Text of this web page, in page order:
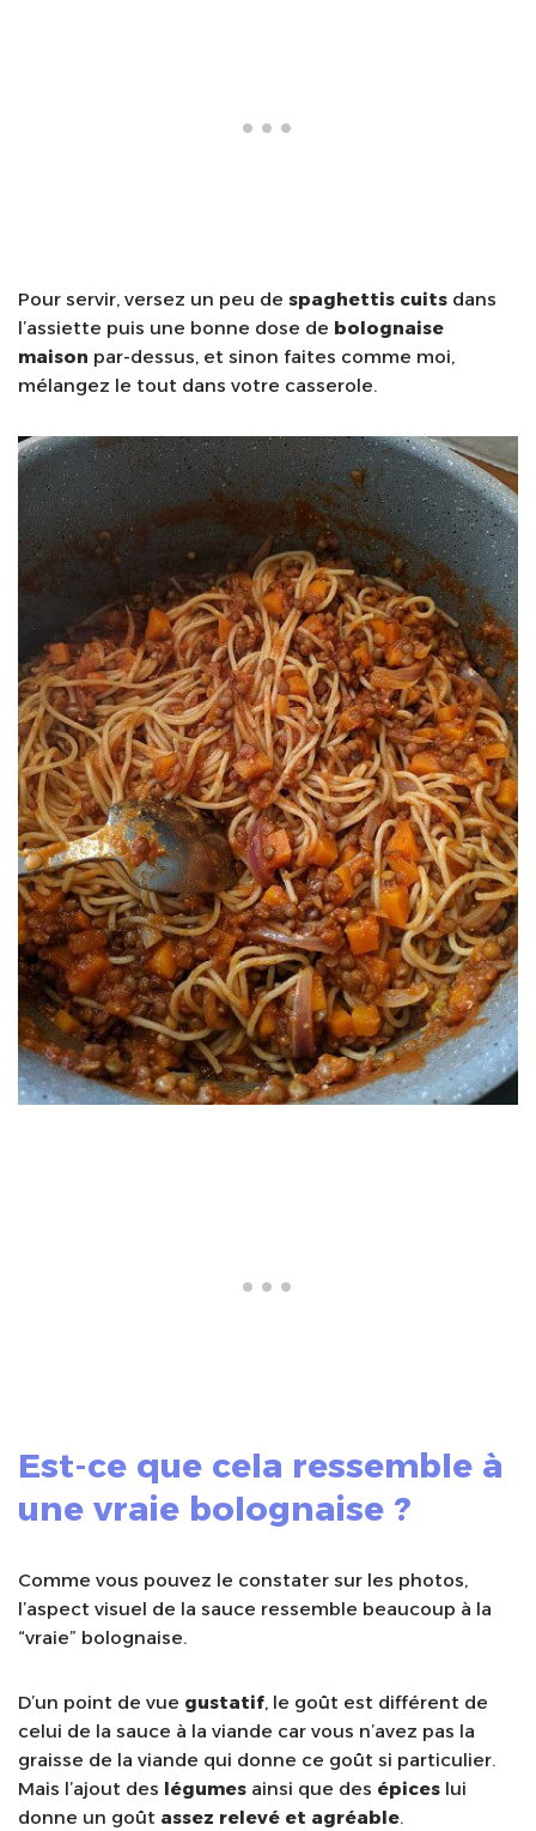
Pour servir, versez un peu de spaghettis cuits dans
l’assiette puis une bonne dose de bolognaise
maison par-dessus, et sinon faites comme moi,
mélangez le tout dans votre casserole.
Est-ce que cela ressemble à
une vraie bolognaise ?
Comme vous pouvez le constater sur les photos,
l’aspect visuel de la sauce ressemble beaucoup à la
“vraie” bolognaise.
D’un point de vue gustatif, le goût est différent de
celui de la sauce à la viande car vous n’avez pas la
graisse de la viande qui donne ce goût si particulier.
Mais l’ajout des légumes ainsi que des épices lui
donne un goût assez relevé et agréable.